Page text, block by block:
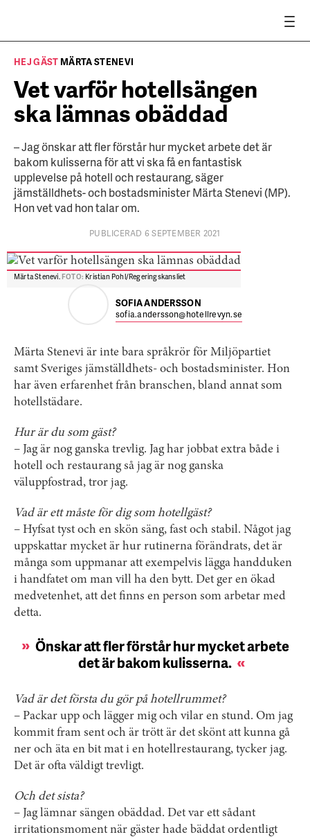
HEJ GÄST MÄRTA STENEVI
Vet varför hotellsängen
ska lämnas obäddad
– Jag önskar att fler förstår hur mycket arbete det är
bakom kulisserna för att vi ska få en fantastisk
upplevelse på hotell och restaurang, säger
jämställdhets- och bostadsminister Märta Stenevi (MP).
Hon vet vad hon talar om.
PUBLICERAD 6 SEPTEMBER 2021
Märta Stenevi.FOTO: Kristian Pohl/Regeringskansliet
SOFIA ANDERSSON
sofia.andersson@hotellrevyn.se
Märta Stenevi är inte bara språkrör för Miljöpartiet
samt Sveriges jämställdhets- och bostadsminister. Hon
har även erfarenhet från branschen, bland annat som
hotellstädare.
Hur är du som gäst?
– Jag är nog ganska trevlig. Jag har jobbat extra både i
hotell och restaurang så jag är nog ganska
väluppfostrad, tror jag.
Vad är ett måste för dig som hotellgäst?
– Hyfsat tyst och en skön säng, fast och stabil. Något jag
uppskattar mycket är hur rutinerna förändrats, det är
många som uppmanar att exempelvis lägga handduken
i handfatet om man vill ha den bytt. Det ger en ökad
medvetenhet, att det finns en person som arbetar med
detta.
Önskar att fler förstår hur mycket arbete
det är bakom kulisserna.
Vad är det första du gör på hotellrummet?
– Packar upp och lägger mig och vilar en stund. Om jag
kommit fram sent och är trött är det skönt att kunna gå
ner och äta en bit mat i en hotellrestaurang, tycker jag.
Det är ofta väldigt trevligt.
Och det sista?
– Jag lämnar sängen obäddad. Det var ett sådant
irritationsmoment när gäster hade bäddat ordentligt